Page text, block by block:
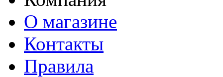
О магазине
Контакты
Правила